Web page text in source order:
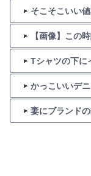
そこそこいい
【画像】この
Tシャツの下に
かっこいいデ
妻にブランド